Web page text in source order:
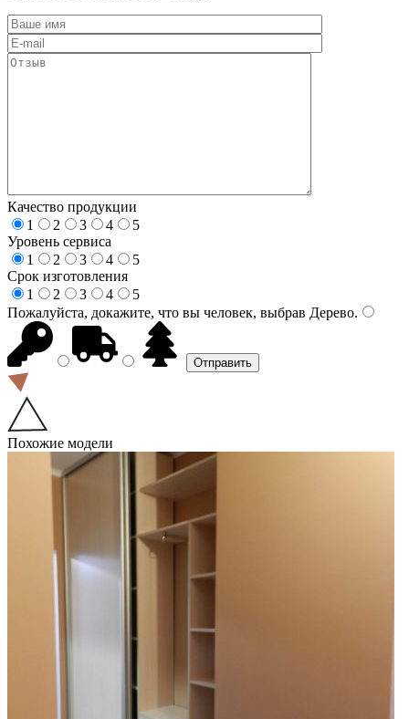
Качество продукции
1
2 3 4
5
Уровень сервиса
1
2 3 4
5
Срок изготовления
1
2 3 4
5
Пожалуйста, докажите, что вы человек, выбрав Дерево.
Похожие модели